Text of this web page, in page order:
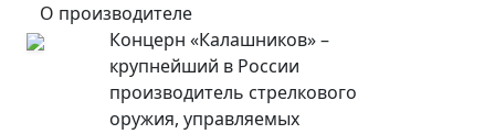
О производителе
Концерн «Калашников» –
крупнейший в России
производитель стрелкового
оружия, управляемых